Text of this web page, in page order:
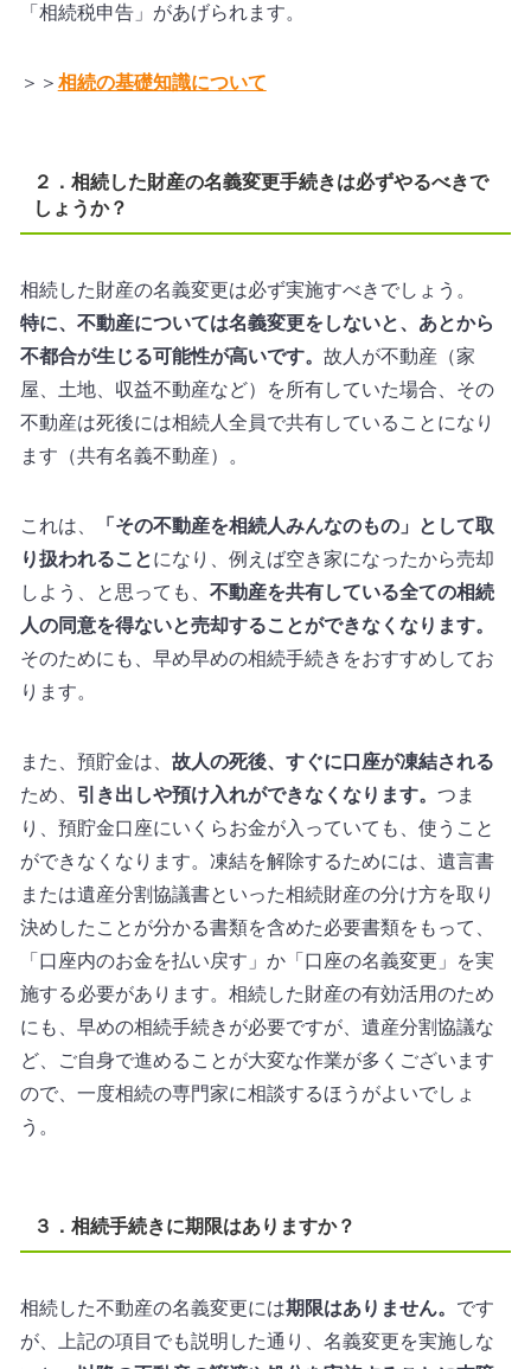
「相続税申告」があげられます。
＞＞ 相続の基礎知識について
２．相続した財産の名義変更手続きは必ずやるべきで
しょうか？
相続した財産の名義変更は必ず実施すべきでしょう。
特に、不動産については名義変更をしないと、あとから
不都合が生じる可能性が高いです。 故人が不動産（家
屋、土地、収益不動産など）を所有していた場合、その
不動産は死後には相続人全員で共有していることになり
ます（共有名義不動産）。
これは、
「その不動産を相続人みんなのもの」として取
り扱われることになり、例えば空き家になったから売却
しよう、と思っても、 不動産を共有している全ての相続
人の同意を得ないと売却することができなくなります。
そのためにも、早め早めの相続手続きをおすすめしてお
ります。
また、預貯金は、 故人の死後、すぐに口座が凍結される
ため、 引き出しや預け入れができなくなります。 つま
り、預貯金口座にいくらお金が入っていても、使うこと
ができなくなります。凍結を解除するためには、遺言書
または遺産分割協議書といった相続財産の分け方を取り
決めしたことが分かる書類を含めた必要書類をもって、
「口座内のお金を払い戻す」か「口座の名義変更」を実
施する必要があります。相続した財産の有効活用のため
にも、早めの相続手続きが必要ですが、遺産分割協議な
ど、ご自身で進めることが大変な作業が多くございます
ので、一度相続の専門家に相談するほうがよいでしょ
う。
３．相続手続きに期限はありますか？
相続した不動産の名義変更には期限はありません。 です
が、上記の項目でも説明した通り、名義変更を実施しな